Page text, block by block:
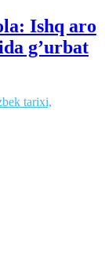
Ishq aro
g’urbat
tarixi,